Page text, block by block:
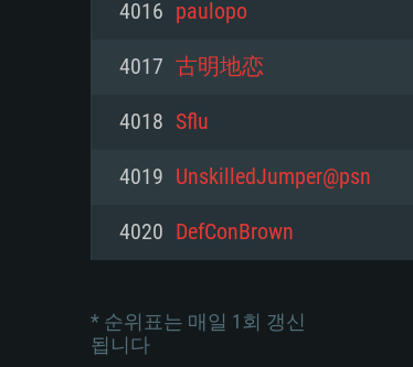
해상도: 720p
네트워크: 브로드밴드 인터
여유 저장 공간: 22.1 GB
(Mac), 혹은 이와 비슷한
의 AMD/Nvidia. 최소 해상
네트워크: 브로드밴드 인터
여유 저장 공간: 22.1 GB
와 동급의 성능을 가지며
지원하는 AMD (6개월 미
4016 paulopo
4017 古明地恋
4018 Sflu
4019 UnskilledJumper@psn
4020 DefConBrown
* 순위표는 매일 1회 갱신
됩니다